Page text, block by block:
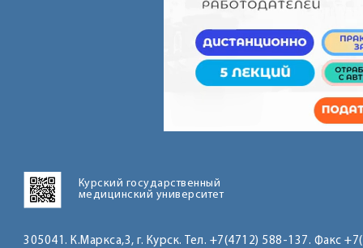
Курский государственный
медицинский университет
305041. К.Маркса,3, г. Курск. Тел. +7(4712) 588-137. Факс